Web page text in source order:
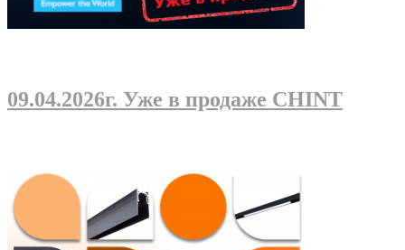
09.04.2026г. Уже в продаже CHINT